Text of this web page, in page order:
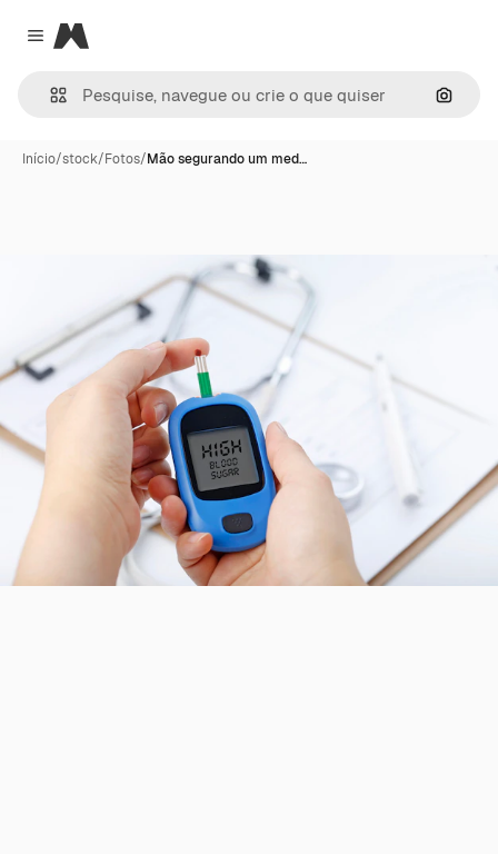
Close menu
Magnific
Início/stock/Fotos/Mão segurando um med…